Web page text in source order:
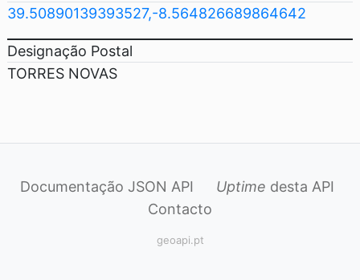
39.50890139393527,-8.564826689864642
Designação Postal
TORRES NOVAS
Documentação JSON API Uptime desta API
Contacto
geoapi.pt